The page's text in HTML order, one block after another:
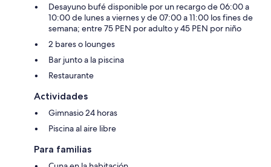
Desayuno bufé disponible por un recargo de 06:00 a
10:00 de lunes a viernes y de 07:00 a 11:00 los fines de
semana; entre 75 PEN por adulto y 45 PEN por niño
2 bares o lounges
Bar junto a la piscina
Restaurante
Actividades
Gimnasio 24 horas
Piscina al aire libre
Para familias